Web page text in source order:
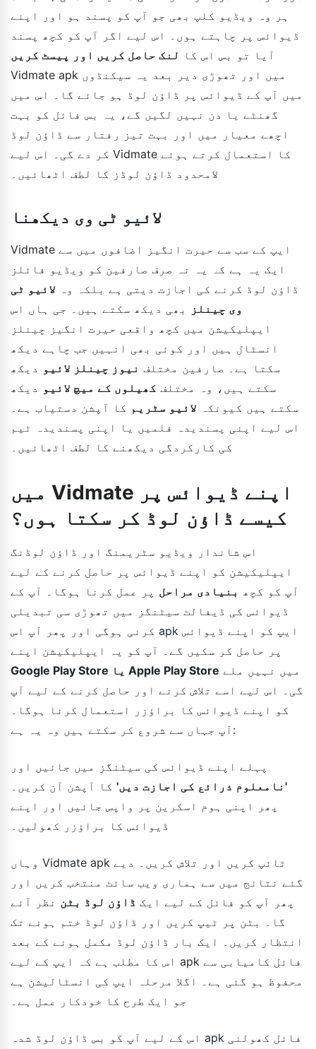
ہر وہ ویڈیو کلپ بھی جو آپ کو پسند ہو اور اپنے
ڈیوائس پر چاہتے ہوں۔ اس لیے اگر آپ کو کچھ پسند
آیا تو بس اس کا لنک حاصل کریں اور پیسٹ کریں
Vidmate apk میں اور تھوڑی دیر بعد یہ سیکنڈوں
میں آپ کے ڈیوائس پر ڈاؤن لوڈ ہو جائے گا۔ اس میں
گھنٹے یا دن نہیں لگیں گے، یہ بس فائل کو بہت
اچھے معیار میں اور بہت تیز رفتار سے ڈاؤن لوڈ
کر دے گی۔ اس لیے Vidmate کا استعمال کرتے ہوئے
لامحدود ڈاؤن لوڈز کا لطف اٹھائیں۔
لائیو ٹی وی دیکھنا
Vidmate ایپ کے سب سے حیرت انگیز اضافوں میں سے
ایک یہ ہے کہ یہ نہ صرف صارفین کو ویڈیو فائلز
ڈاؤن لوڈ کرنے کی اجازت دیتی ہے بلکہ وہ لائیو ٹی
وی چینلز
بھی دیکھ سکتے ہیں۔ جی ہاں اس
ایپلیکیشن میں کچھ واقعی حیرت انگیز چینلز
انسٹال ہیں اور کوئی بھی انہیں جب چاہے دیکھ
سکتا ہے۔ صارفین مختلف نیوز چینلز لائیو دیکھ
سکتے ہیں، وہ مختلف کھیلوں کے میچ لائیو دیکھ
سکتے ہیں کیونکہ لائیو سٹریم کا آپشن دستیاب ہے۔
اس لیے اپنی پسندیدہ فلمیں یا اپنی پسندیدہ ٹیم
کی کارکردگی دیکھنے کا لطف اٹھائیں۔
میں Vidmate اپنے ڈیوائس پر
کیسے ڈاؤن لوڈ کر سکتا ہوں؟
اس شاندار ویڈیو سٹریمنگ اور ڈاؤن لوڈنگ
ایپلیکیشن کو اپنے ڈیوائس پر حاصل کرنے کے لیے
آپ کو کچھ بنیادی مراحل پر عمل کرنا ہوگا۔ آپ کے
ڈیوائس کی ڈیفالٹ سیٹنگز میں تھوڑی سی تبدیلی
کرنی ہوگی اور پھر آپ اس apk ایپ کو اپنے ڈیوائس
پر حاصل کر سکیں گے۔ آپ کو یہ ایپلیکیشن اپنے
Google Play Store یا Apple Play Store
گی۔ اس لیے اسے تلاش کرنے اور حاصل کرنے کے لیے آپ
کو اپنے ڈیوائس کا براؤزر استعمال کرنا ہوگا۔
آپ جہاں سے شروع کر سکتے ہیں وہ یہ ہے:
پہلے اپنے ڈیوائس کی سیٹنگز میں جائیں اور
'نامعلوم ذرائع کی اجازت دیں' کا آپشن آن کریں۔
پھر اپنی ہوم اسکرین پر واپس جائیں اور اپنے
ڈیوائس کا براؤزر کھولیں۔
وہاں Vidmate apk ٹائپ کریں اور تلاش کریں۔ دیے
گئے نتائج میں سے ہماری ویب سائٹ منتخب کریں اور
پھر آپ کو فائل کے لیے ایک ڈاؤن لوڈ بٹن نظر آئے
گا۔ بٹن پر ٹیپ کریں اور ڈاؤن لوڈ ختم ہونے تک
انتظار کریں۔ ایک بار ڈاؤن لوڈ مکمل ہونے کے بعد
اس کا مطلب ہے کہ ایپ کے لیے apk فائل کامیابی سے
محفوظ ہو گئی ہے۔ اگلا مرحلہ ایپ کی انسٹالیشن ہے
جو ایک طرح کا خودکار عمل ہے۔
اس کے لیے آپ کو بس ڈاؤن لوڈ شدہ apk فائل کھولنی